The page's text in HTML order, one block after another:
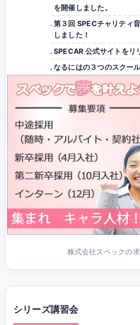
を開催しました。
第３回 SPECチャリティ
しました！
SPECAR 公式サイトをリ
なるにはの３つのスクー
株式会社スペックの
シリーズ講習会